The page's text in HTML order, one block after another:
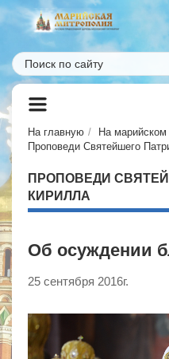
На главную На марийском
Проповеди Святейшего
ПРОПОВЕДИ
КИРИЛЛА
Об осуждении
25 сентября 2016г.